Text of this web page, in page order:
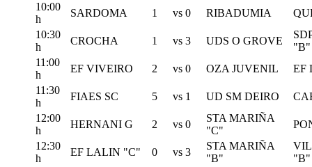
10:00
h
SARDOMA 1 vs 0 RIBADUMIA
10:30
h
CROCHA 1 vs 3 UDS O GROVE
"B"
11:00
h
EF VIVEIRO 2 vs 0 OZA JUVENIL
EF
11:30
h
FIAES SC 5 vs 1 UD SM DEIRO
12:00
h
HERNANI G 2 vs 0
STA MARIÑA
"C"
12:30
h
EF LALIN "C" 0 vs 3
STA MARIÑA
"B"
"B"